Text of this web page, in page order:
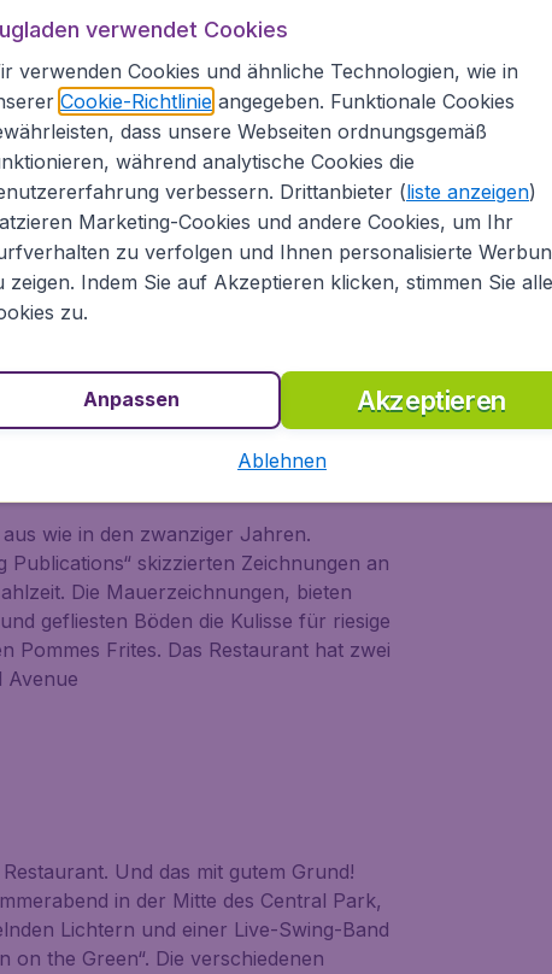
oft ausgehen. Hiernach folgen
es üblich um ein Trinkgeld von 15-20
zufrieden sind.
Das erste ist eine "first come
Gerichte bestellen können.
mit Gänseleber oder
42 east 20th Street
Oriental Hotel. Während Ihrem
Blick auf Manhattan bei Nacht. Die
geben einen fantastischen Blick auf
empfehlen Ihnen allerdings weit im
Die Küche ist französisch mit
Avuenue
wie in den zwanziger Jahren.
Publications“ skizzierten Zeichnungen an
Die Mauerzeichnungen, bieten
gefliesten Böden die Kulisse für riesige
Pommes Frites. Das Restaurant hat zwei
Avenue
Und das mit gutem Grund!
in der Mitte des Central Park,
Lichtern und einer Live-Swing-Band
on the Green“. Die verschiedenen
verwendet Cookies
verwenden Cookies und ähnliche Technologien, wie in
Cookie-Richtlinieangegeben. Funktionale Cookies
dass unsere Webseiten ordnungsgemäß
während analytische Cookies die
verbessern. Drittanbieter (liste anzeigen)
Marketing-Cookies und andere Cookies, um Ihr
zu verfolgen und Ihnen personalisierte
zeigen. Indem Sie auf Akzeptieren klicken, stimmen Sie
zu.
Akzeptieren
Anpassen
Ablehnen